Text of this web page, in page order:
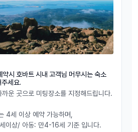
약시 호바트 시내 고객님 머무시는 숙소
세요.
까운 곳으로 미팅장소를 지정해드립니다.
4세 이상 예약 가능하며,
이상/ 아동: 만4-16세 기준 입니다.